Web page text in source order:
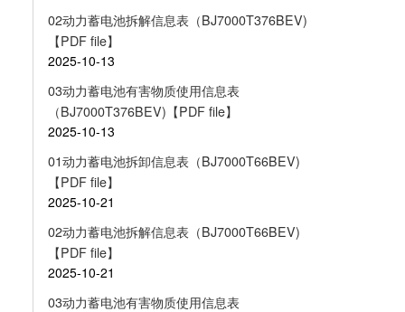
02动力蓄电池拆解信息表（BJ7000T376BEV)
【PDF file】
2025-10-13
03动力蓄电池有害物质使用信息表
（BJ7000T376BEV)【PDF file】
2025-10-13
01动力蓄电池拆卸信息表（BJ7000T66BEV)
【PDF file】
2025-10-21
02动力蓄电池拆解信息表（BJ7000T66BEV)
【PDF file】
2025-10-21
03动力蓄电池有害物质使用信息表